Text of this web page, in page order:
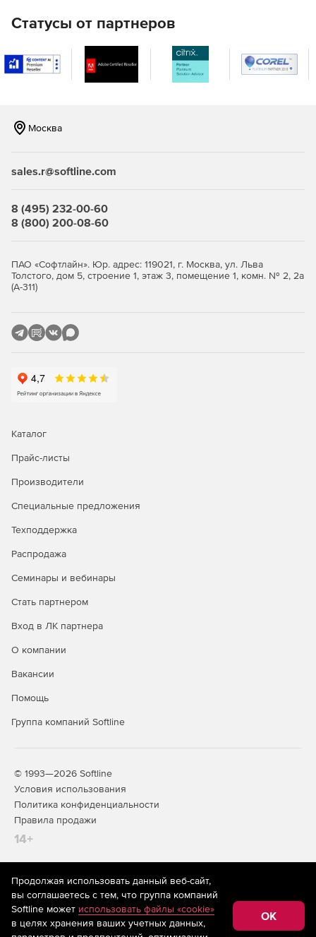
Статусы от партнеров
Москва
sales.r@softline.com
8 (495) 232-00-60
8 (800) 200-08-60
ПАО «Софтлайн». Юр. адрес: 119021, г. Москва, ул. Льва
Толстого, дом 5, строение 1, этаж 3, помещение 1, комн. № 2, 2а
(А-311)
Каталог
Прайс-листы
Производители
Специальные предложения
Техподдержка
Распродажа
Семинары и вебинары
Стать партнером
Вход в ЛК партнера
О компании
Вакансии
Помощь
Группа компаний Softline
© 1993—2026 Softline
Условия использования
Политика конфиденциальности
Правила продажи
14+
На информационном ресурсе store.softline.ru применяются
рекомендательные технологии(информационные технологии
предоставления информации на основе сбора,
систематизации и анализа сведений, относящихся к
предпочтениям пользователей сети «Интернет»,
Продолжая использовать данный веб-сайт,
вы соглашаетесь с тем, что группа компаний
Softline может использовать файлы «cookie»
в целях хранения ваших учетных данных,
OK